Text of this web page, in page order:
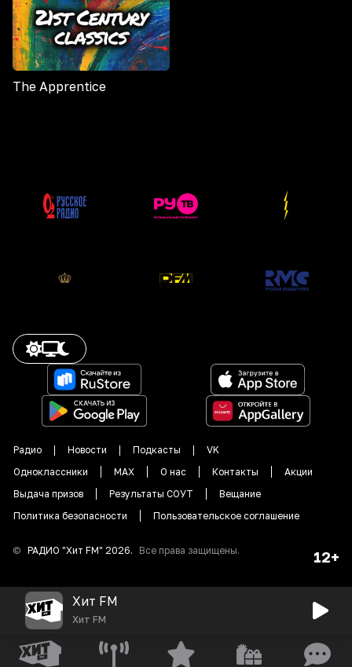
The Apprentice
Радио Новости Подкасты
VK
Одноклассники
MAX О нас Контакты
Акции
Выдача призов
Результаты СОУТ
Вещание
Политика безопасности
Пользовательское соглашение
© РАДИО "Хит FM" 2026. Все права защищены. 12+
Хит FM
Хит FM